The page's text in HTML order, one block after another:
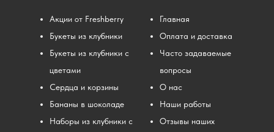
Акции от Freshberry
Букеты из клубники
Букеты из клубники с
цветами
Сердца и корзины
Бананы в шоколаде
Наборы из клубники с
Главная
Оплата и доставка
Часто задаваемые
вопросы
О нас
Наши работы
Отзывы наших